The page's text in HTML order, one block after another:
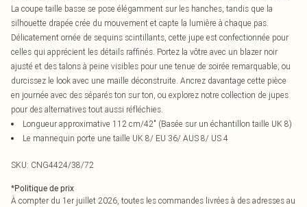
La coupe taille basse se pose élégamment sur les hanches, tandis que la
silhouette drapée crée du mouvement et capte la lumière à chaque pas.
Délicatement ornée de sequins scintillants, cette jupe est confectionnée pour
celles qui apprécient les détails raffinés. Portez la vôtre avec un blazer noir
ajusté et des talons à peine visibles pour une tenue de soirée remarquable, ou
durcissez le look avec une maille déconstruite. Ancrez davantage cette pièce
en journée avec des séparés ton sur ton, ou explorez notre collection de jupes
pour des alternatives tout aussi réfléchies.
Longueur approximative 112 cm/42" (Basée sur un échantillon taille UK 8)
Le mannequin porte une taille UK 8/ EU 36/ AUS 8/ US 4
SKU: CNG4424/38/72
*Politique de prix
À compter du 1er juillet 2026, toutes les commandes livrées à des adresses au